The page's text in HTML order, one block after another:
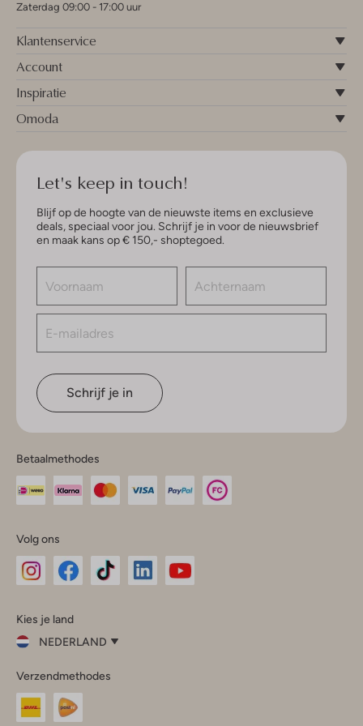
Zaterdag 09:00 - 17:00 uur
Klantenservice
Account
Inspiratie
Omoda
Let's keep in touch!
Blijf op de hoogte van de nieuwste items en exclusieve
deals, speciaal voor jou. Schrijf je in voor de nieuwsbrief
en maak kans op € 150,- shoptegoed.
Schrijf je in
Betaalmethodes
Volg ons
InstagramFacebook
Kies je land
NEDERLAND
je
land
Nederland
Verzendmethodes